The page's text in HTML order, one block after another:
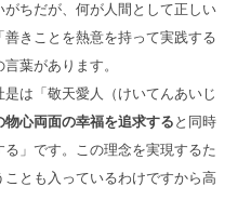
ちだが、何が人間として正しい
きことを熱意を持って実践する
葉があります。
は「敬天愛人（けいてんあいじ
心両面の幸福を追求する と同時
」です。この理念を実現するた
とも入っているわけですから高